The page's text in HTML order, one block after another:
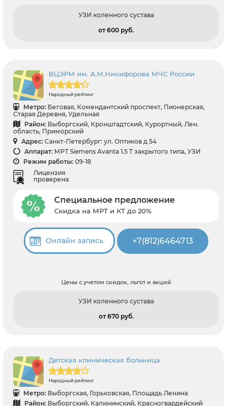
УЗИ коленного сустава
от 600 pуб.
ВЦЭРМ им. А.М.Никифорова МЧС России
Народный рейтинг
Метро: Беговая, Комендантский проспект, Пионерская,
Старая Деревня, Удельная
Район: Выборгский, Кронштадтский, Курортный, Лен.
область, Приморский
Адрес: Санкт-Петербург: ул. Оптиков д 54
Аппарат: МРТ Siemens Avanta 1.5 T закрытого типа, УЗИ
Режим работы: 09-18
Лицензия
проверена
Специальное предложение
Скидка на МРТ и КТ до 20%
Онлайн запись +7(812)6464713
Цены с учетом скидок, льгот и акций
УЗИ коленного сустава
от 670 pуб.
Детская клиническая больница
Народный рейтинг
Метро: Выборгская, Горьковская, Площадь Ленина
Район: Выборгский, Калининский, Красногвардейский